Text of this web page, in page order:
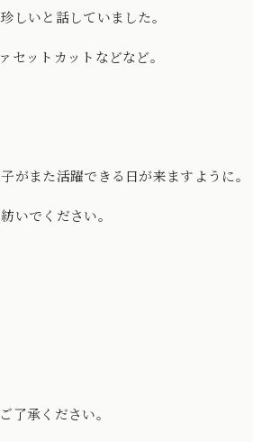
しいと話していました。
セットカットなどなど。
がまた活躍できる日が来ますように。
いでください。
了承ください。